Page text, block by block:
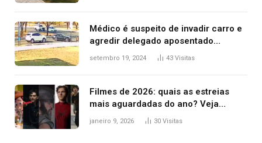
Médico é suspeito de invadir carro e
agredir delegado aposentado
durante confusão no trânsito
setembro 19, 2024 43 Visitas
Filmes de 2026: quais as estreias
mais aguardadas do ano? Veja
principais lançamentos do cinema
janeiro 9, 2026 30 Visitas